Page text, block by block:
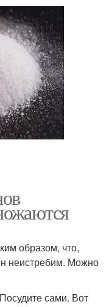
образом, что,
неистребим. Можно
сами. Вот